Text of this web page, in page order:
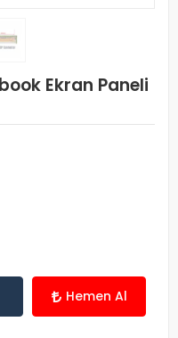
Ekran Paneli
Hemen Al